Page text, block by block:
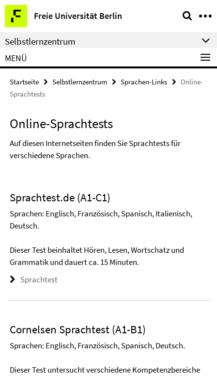
Springe
direkt
zu
Inhalt
Freie Universität Berlin
Service-
Navigation
Selbstlernzentrum
MENÜ
Startseite Selbstlernzentrum Sprachen-Links
Online-
Sprachtests
Online-Sprachtests
Auf diesen Internetseiten finden Sie Sprachtests für
verschiedene Sprachen.
Sprachtest.de (A1-C1)
Sprachen: Englisch, Französisch, Spanisch, Italienisch,
Deutsch.
Dieser Test beinhaltet Hören, Lesen, Wortschatz und
Grammatik und dauert ca. 15 Minuten.
Sprachtest
Cornelsen Sprachtest (A1-B1)
Sprachen: Englisch, Französisch, Spanisch, Deutsch.
Dieser Test untersucht verschiedene Kompetenzbereiche